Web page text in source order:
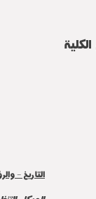
التاريخ -